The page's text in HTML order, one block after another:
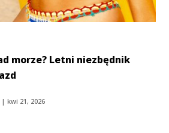
morze? Letni niezbędnik
|kwi 21, 2026